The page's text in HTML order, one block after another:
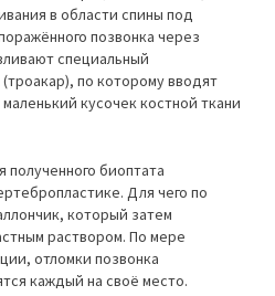
в области спины под
позвонка через
специальный
по которому вводят
кусочек костной ткани
полученного биоптата
Для чего по
который затем
раствором. По мере
отломки позвонка
каждый на своё место.